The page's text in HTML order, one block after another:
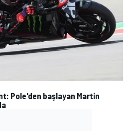
Pole'den başlayan Martin